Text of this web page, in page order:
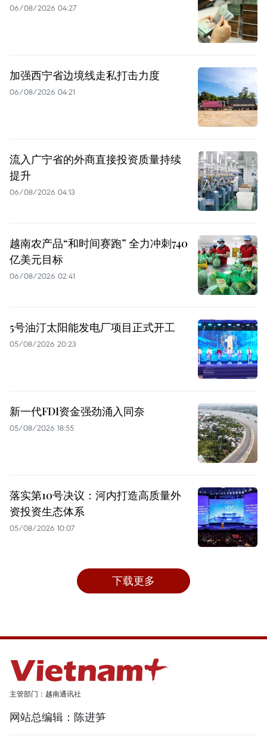
06/08/2026 04:27
加强西宁省边境线走私打击力度
06/08/2026 04:21
流入广宁省的外商直接投资质量持续
提升
06/08/2026 04:13
越南农产品“和时间赛跑” 全力冲刺740
亿美元目标
06/08/2026 02:41
5号油汀太阳能发电厂项目正式开工
05/08/2026 20:23
新一代FDI资金强劲涌入同奈
05/08/2026 18:55
落实第10号决议：河内打造高质量外
资投资生态体系
05/08/2026 10:07
下载更多
主管部门：越南通讯社
网站总编辑：陈进笋